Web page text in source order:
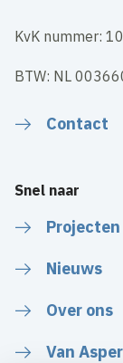
KvK nummer:
BTW: NL
Contact
Snel naar
Projecten
Nieuws
Over ons
Van